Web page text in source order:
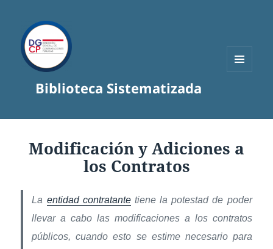
Biblioteca Sistematizada
Modificación y Adiciones a
los Contratos
La entidad contratantetiene la potestad de poder
llevar a cabo las modificaciones a los contratos
públicos, cuando esto se estime necesario para